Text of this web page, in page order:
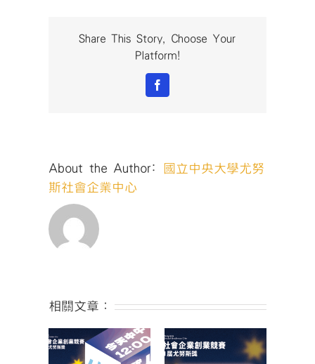
第
業
競
Share This Story, Choose Your
Platform!
Facebook
About the Author:
國立中央大學尤努
斯社會企業中心
相關文章：